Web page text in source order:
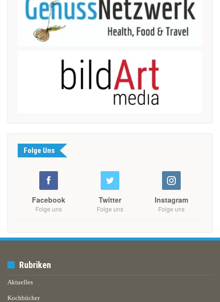
Folge Uns
Facebook
Folge uns
Twitter
Folge uns
Instagram
Folge uns
Rubriken
Aktuelles
Kochbücher